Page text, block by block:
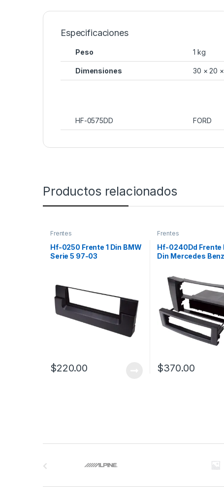
Especificaciones
Peso 1 kg
Dimensiones 30 × 20
HF-0575DD FORD
Productos relacionados
Frentes
Hf-0250 Frente 1 Din BMW
Serie 5 97-03
$220.00
Frentes
Hf-0240Dd Frente
Din Mercedes
$370.00